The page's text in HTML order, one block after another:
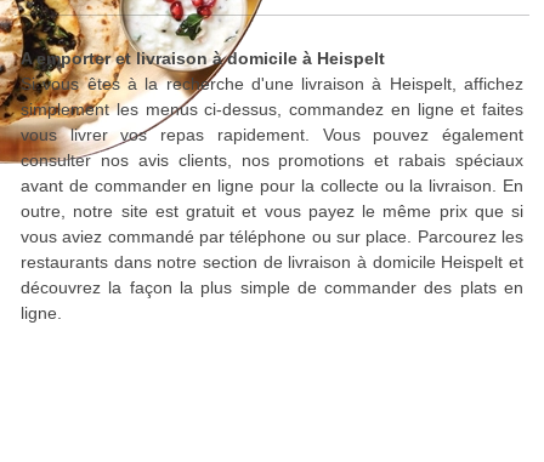
A emporter et livraison à domicile à Heispelt
Si vous êtes à la recherche d'une livraison à Heispelt, affichez
simplement les menus ci-dessus, commandez en ligne et faites
vous livrer vos repas rapidement. Vous pouvez également
consulter nos avis clients, nos promotions et rabais spéciaux
avant de commander en ligne pour la collecte ou la livraison. En
outre, notre site est gratuit et vous payez le même prix que si
vous aviez commandé par téléphone ou sur place. Parcourez les
restaurants dans notre section de livraison à domicile Heispelt et
découvrez la façon la plus simple de commander des plats en
ligne.